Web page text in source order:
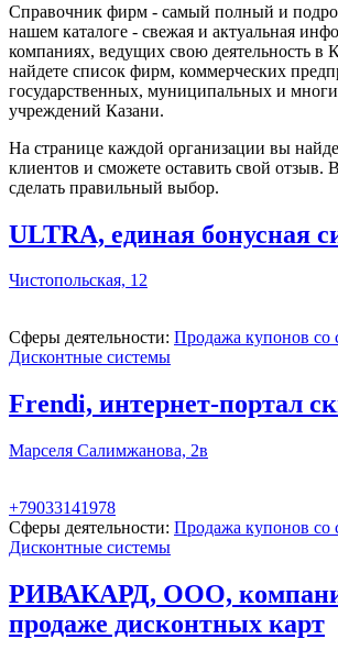
Справочник фирм - самый полный и
нашем каталоге - свежая и актуальная
компаниях, ведущих свою деятельность в
найдете список фирм, коммерческих
государственных, муниципальных и
учреждений Казани.
На странице каждой организации вы
клиентов и сможете оставить свой отзыв.
сделать правильный выбор.
ULTRA, единая бонусная
Чистопольская, 12
Сферы деятельности: Продажа купонов со
Дисконтные системы
Frendi, интернет-портал
Марселя Салимжанова, 2в
+79033141978
Сферы деятельности: Продажа купонов со
Дисконтные системы
РИВАКАРД, ООО,
продаже дисконтных карт